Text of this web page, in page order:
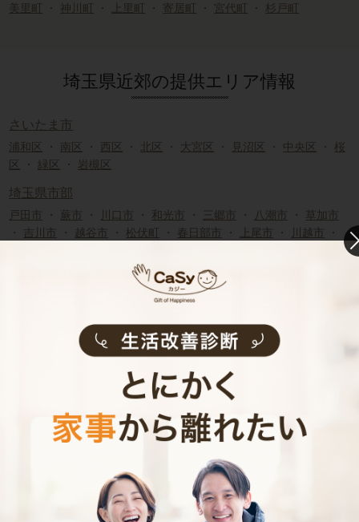
美里町
・ 神川町 ・ 上里町 ・ 寄居町 ・ 宮代町 ・ 杉戸町
埼玉県近郊の提供エリア情報
さいたま市
浦和区 ・ 南区 ・ 西区 ・ 北区 ・ 大宮区 ・ 見沼区 ・ 中央区 ・ 桜
区
・ 緑区 ・ 岩槻区
埼玉県市部
戸田市 ・ 蕨市 ・ 川口市 ・ 和光市 ・ 三郷市 ・ 八潮市 ・
草加市
・ 吉川市 ・ 越谷市 ・ 松伏町 ・ 春日部市 ・ 上尾市 ・ 川越市
・
・
狭山市・ ・
・東松山市・羽生市
北本市・蓮田市
嵐山町 ・ 小川町・川島町・吉見町 ・ 鳩山町
横瀬町・皆野町・長瀞町・小鹿野町・
上里町 ・寄居町 ・ 宮代町
埼玉県近郊の家事代行求人
・西区・北区 大宮区・見沼区